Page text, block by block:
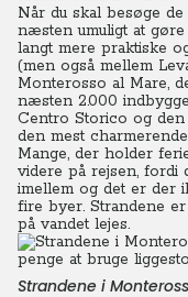
Når du skal besøge
næsten umuligt at
langt mere praktiske
(men også mellem
Monterosso al Mare,
næsten 2.000
Centro Storico og
den mest
Mange, der holder
videre på rejsen, fordi
imellem og det er der
fire byer. Strandene
på vandet lejes.
Strandene i